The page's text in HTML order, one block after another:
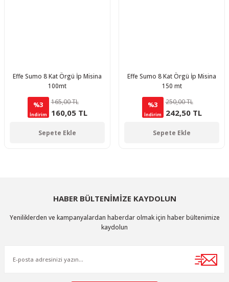
Effe Sumo 8 Kat Örgü İp Misina
100mt
%3
İndirim
165,00 TL
160,05 TL
Sepete Ekle
Effe Sumo 8 Kat Örgü İp Misina
150 mt
%3
İndirim
250,00 TL
242,50 TL
Sepete Ekle
HABER BÜLTENİMİZE KAYDOLUN
Yeniliklerden ve kampanyalardan haberdar olmak için haber bültenimize
kaydolun